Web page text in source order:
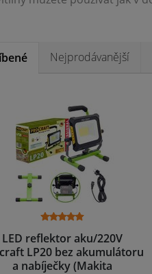
Nejprodávanější
LED reflektor aku/220V
LP20 bez akumulátoru
a nabíječky (Makita